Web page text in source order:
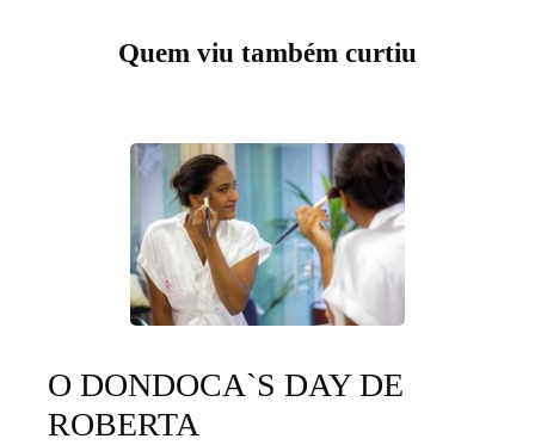
Quem viu também curtiu
O DONDOCA`S DAY DE
ROBERTA